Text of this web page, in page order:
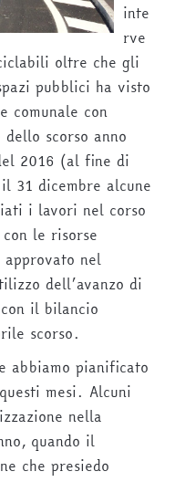
inte
rve
oltre che gli
pubblici ha visto
comunale con
scorso anno
2016 (al fine di
31 dicembre alcune
i lavori nel corso
le risorse
nel
dell’avanzo di
il bilancio
scorso.
abbiamo pianificato
mesi. Alcuni
nella
quando il
che presiedo